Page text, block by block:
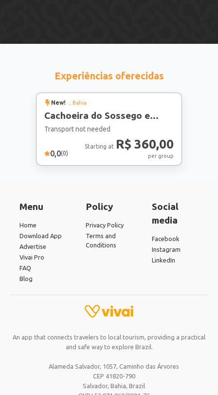
Experiências oferecidas
New!
Lençóis , Bahia
Cachoeira do Sossego e
Ribeirão do Meio
Transport not needed
0,0(0)
Starting at R$ 360,00
per group
Menu
Home
Download App
Advertise
Vivai Pro
FAQ
Blog
Policy
Privacy Policy
Terms and
Conditions
Social
media
Facebook
Instagram
LinkedIn
An app that connects travelers to local tourism, providing a practical
and safe way to explore Brazil.
Alameda Salvador, 1057, Caminho das Árvores
CEP 41820-790
Salvador, Bahia, Brazil